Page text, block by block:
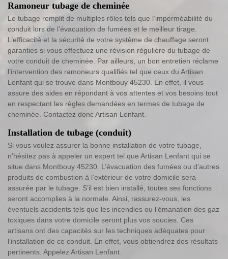
Ramoneur tubage de cheminée
Le tubage remplit de multiples rôles tels que l’imperméabilité du
conduit lors de l’évacuation de fumées et le meilleur tirage.
L’efficacité et la sécurité de votre système de chauffage seront
garanties si vous effectuez une révision régulière du tubage de
votre conduit de cheminée. Par ailleurs, un bon entretien réclame
l’intervention des ramoneurs qualifiés tel que ceux du Artisan
Lenfant qui se trouve dans Montbouy 45230. En effet, il vous
assure des aides en répondant à vos attentes et vos besoins tout
en respectant les règles demandées en termes de tubage de
cheminée. Contactez donc Artisan Lenfant.
Installation de tubage (conduit)
Si vous voulez assurer la bonne installation de votre tubage,
n’hésitez pas à appeler un expert tel que Artisan Lenfant qui se
situe dans Montbouy 45230. L’évacuation des fumées ou d’autres
produits de combustion à l’extérieur de votre domicile sera
assurée par le tubage. S’il est bien installé, toutes ses fonctions
seront accomplies à la normale. Ainsi, rassurez-vous, les
éventuels accidents tels que les incendies ou l’émanation des gaz
toxiques dans votre domicile seront plus vos soucies. Ces
artisans ont des capacités sur les techniques adéquates pour
l’installation de ce conduit. En effet, vous obtiendrez des résultats
pertinents. Appelez Artisan Lenfant.